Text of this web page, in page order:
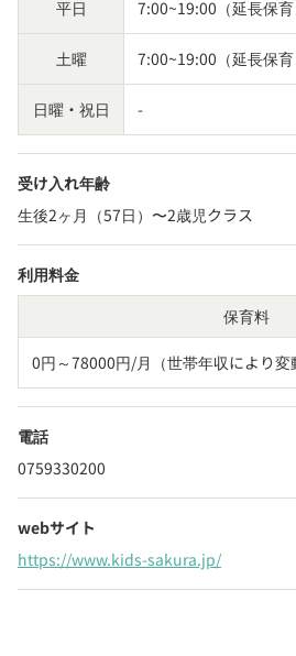
平日 7:00~19:00（延長保育
土曜 7:00~19:00（延長保育
日曜・祝日 -
受け入れ年齢
生後2ヶ月（57日）〜2歳児クラス
利用料金
保育料
0円～78000円/月（世帯年収により変
電話
0759330200
webサイト
https://www.kids-sakura.jp/